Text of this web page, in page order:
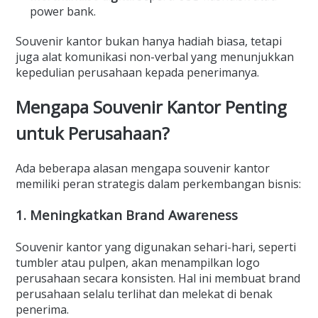
power bank.
Souvenir kantor bukan hanya hadiah biasa, tetapi
juga alat komunikasi non-verbal yang menunjukkan
kepedulian perusahaan kepada penerimanya.
Mengapa Souvenir Kantor Penting
untuk Perusahaan?
Ada beberapa alasan mengapa souvenir kantor
memiliki peran strategis dalam perkembangan bisnis:
1. Meningkatkan Brand Awareness
Souvenir kantor yang digunakan sehari-hari, seperti
tumbler atau pulpen, akan menampilkan logo
perusahaan secara konsisten. Hal ini membuat brand
perusahaan selalu terlihat dan melekat di benak
penerima.